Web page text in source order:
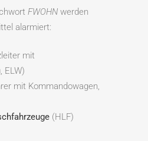
FWOHN werden
alarmiert:
mit
ELW)
mit Kommandowagen,
(HLF)